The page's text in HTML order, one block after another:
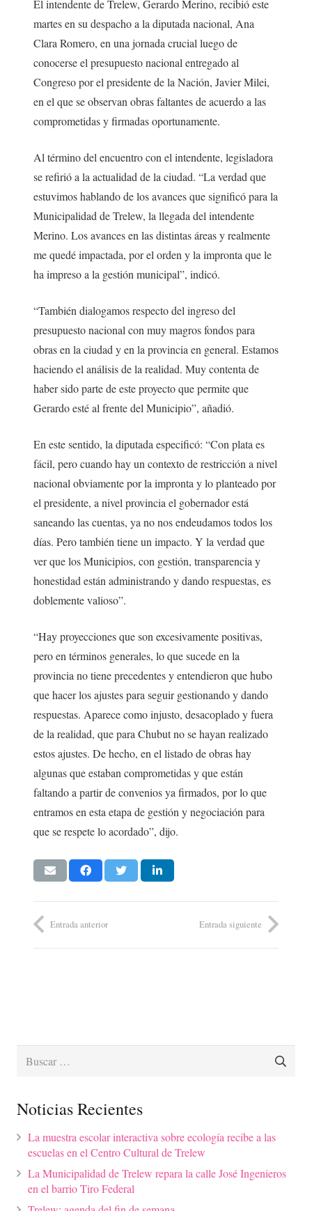
El intendente de Trelew, Gerardo Merino, recibió este
martes en su despacho a la diputada nacional, Ana
Clara Romero, en una jornada crucial luego de
conocerse el presupuesto nacional entregado al
Congreso por el presidente de la Nación, Javier Milei,
en el que se observan obras faltantes de acuerdo a las
comprometidas y firmadas oportunamente.
Al término del encuentro con el intendente, legisladora
se refirió a la actualidad de la ciudad. “La verdad que
estuvimos hablando de los avances que significó para la
Municipalidad de Trelew, la llegada del intendente
Merino. Los avances en las distintas áreas y realmente
me quedé impactada, por el orden y la impronta que le
ha impreso a la gestión municipal”, indicó.
“También dialogamos respecto del ingreso del
presupuesto nacional con muy magros fondos para
obras en la ciudad y en la provincia en general. Estamos
haciendo el análisis de la realidad. Muy contenta de
haber sido parte de este proyecto que permite que
Gerardo esté al frente del Municipio”, añadió.
En este sentido, la diputada especificó: “Con plata es
fácil, pero cuando hay un contexto de restricción a nivel
nacional obviamente por la impronta y lo planteado por
el presidente, a nivel provincia el gobernador está
saneando las cuentas, ya no nos endeudamos todos los
días. Pero también tiene un impacto. Y la verdad que
ver que los Municipios, con gestión, transparencia y
honestidad están administrando y dando respuestas, es
doblemente valioso”.
“Hay proyecciones que son excesivamente positivas,
pero en términos generales, lo que sucede en la
provincia no tiene precedentes y entendieron que hubo
que hacer los ajustes para seguir gestionando y dando
respuestas. Aparece como injusto, desacoplado y fuera
de la realidad, que para Chubut no se hayan realizado
estos ajustes. De hecho, en el listado de obras hay
algunas que estaban comprometidas y que están
faltando a partir de convenios ya firmados, por lo que
entramos en esta etapa de gestión y negociación para
que se respete lo acordado”, dijo.
Entrada anterior Entrada siguiente
Buscar:
Noticias Recientes
La muestra escolar interactiva sobre ecología recibe a las
escuelas en el Centro Cultural de Trelew
La Municipalidad de Trelew repara la calle José Ingenieros
en el barrio Tiro Federal